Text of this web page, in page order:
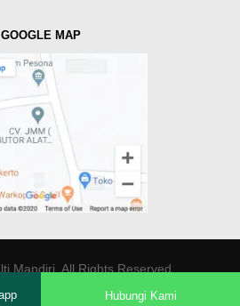
GOOGLE MAP
Mandiri. All Rights Reserved.
Hubungi Kami